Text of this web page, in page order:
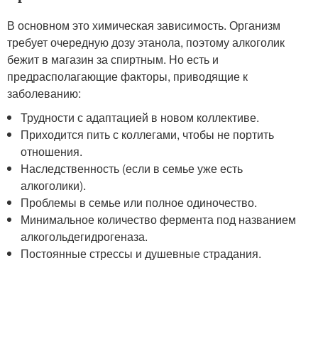
В основном это химическая зависимость. Организм
требует очередную дозу этанола, поэтому алкоголик
бежит в магазин за спиртным. Но есть и
предрасполагающие факторы, приводящие к
заболеванию:
Трудности с адаптацией в новом коллективе.
Приходится пить с коллегами, чтобы не портить
отношения.
Наследственность (если в семье уже есть
алкоголики).
Проблемы в семье или полное одиночество.
Минимальное количество фермента под названием
алкогольдегидрогеназа.
Постоянные стрессы и душевные страдания.